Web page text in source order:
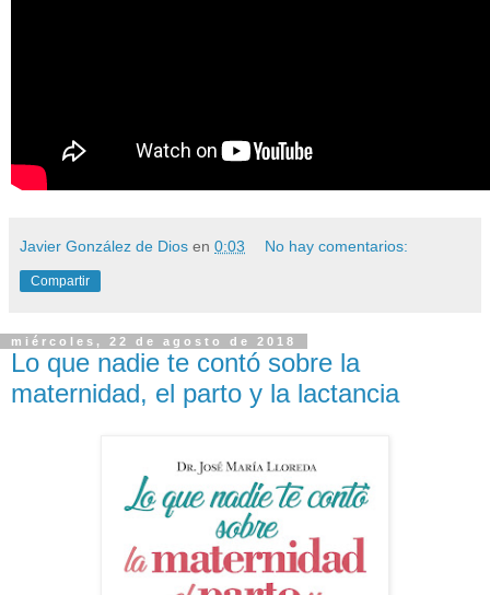
Javier González de Dios en 0:03 No hay comentarios:
Compartir
miércoles, 22 de agosto de 2018
Lo que nadie te contó sobre la
maternidad, el parto y la lactancia